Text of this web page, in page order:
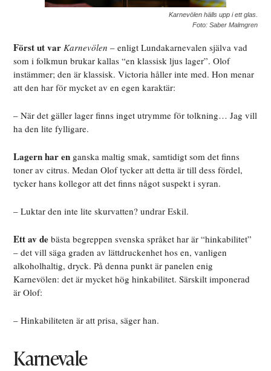
Karnevölen hälls upp i ett glas.
Foto: Saber Malmgren
Först ut varKarnevölen – enligt Lundakarnevalen själva vad
som i folkmun brukar kallas “en klassisk ljus lager”. Olof
instämmer; den är klassisk. Victoria håller inte med. Hon menar
att den har för mycket av en egen karaktär:
– När det gäller lager finns inget utrymme för tolkning… Jag vill
ha den lite fylligare.
Lagern har en ganska maltig smak, samtidigt som det finns
toner av citrus. Medan Olof tycker att detta är till dess fördel,
tycker hans kollegor att det finns något suspekt i syran.
– Luktar den inte lite skurvatten? undrar Eskil.
Ett av de bästa begreppen svenska språket har är “hinkabilitet”
– det vill säga graden av lättdruckenhet hos en, vanligen
alkoholhaltig, dryck. På denna punkt är panelen enig
Karnevölen: det är mycket hög hinkabilitet. Särskilt imponerad
är Olof:
– Hinkabiliteten är att prisa, säger han.
Karnevale